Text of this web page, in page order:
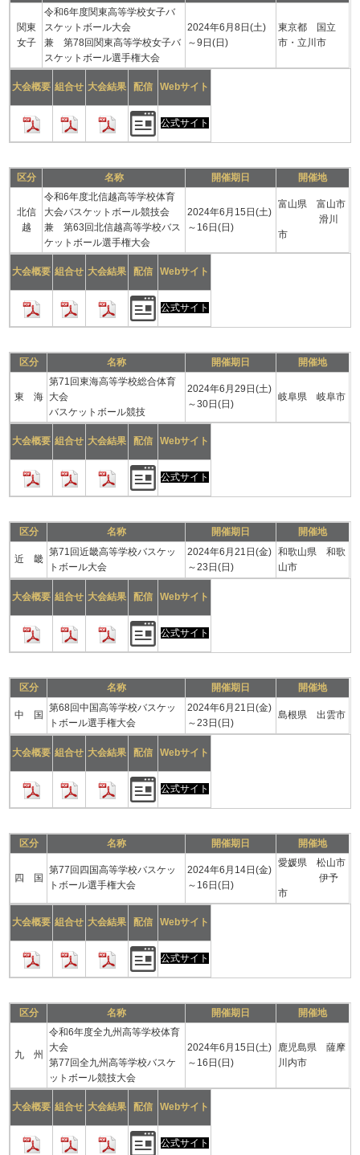
関東
女子
令和6年度関東高等学校女子バ
スケットボール大会
兼 第78回関東高等学校女子バ
スケットボール選手権大会
2024年6月8日(土)
～9日(日)
東京都 国立
市・立川市
大会概要 組合せ 大会結果 配信 Webサイト
公式サイト
区分 名称 開催期日 開催地
北信
越
令和6年度北信越高等学校体育
大会バスケットボール競技会
兼 第63回北信越高等学校バス
ケットボール選手権大会
2024年6月15日(土)
～16日(日)
富山県 富山市
滑川
市
大会概要 組合せ 大会結果 配信 Webサイト
公式サイト
区分 名称 開催期日 開催地
東 海
第71回東海高等学校総合体育
大会
バスケットボール競技
2024年6月29日(土)
～30日(日)
岐阜県 岐阜市
大会概要 組合せ 大会結果 配信 Webサイト
公式サイト
区分 名称 開催期日 開催地
近 畿
第71回近畿高等学校バスケッ
トボール大会
2024年6月21日(金)
～23日(日)
和歌山県 和歌
山市
大会概要 組合せ 大会結果 配信 Webサイト
公式サイト
区分 名称 開催期日 開催地
中 国
第68回中国高等学校バスケッ
トボール選手権大会
2024年6月21日(金)
～23日(日)
島根県 出雲市
大会概要 組合せ 大会結果 配信 Webサイト
公式サイト
区分 名称 開催期日 開催地
四 国
第77回四国高等学校バスケッ
トボール選手権大会
2024年6月14日(金)
～16日(日)
愛媛県 松山市
伊予
市
大会概要 組合せ 大会結果 配信 Webサイト
公式サイト
区分 名称 開催期日 開催地
九 州
令和6年度全九州高等学校体育
大会
第77回全九州高等学校バスケ
ットボール競技大会
2024年6月15日(土)
～16日(日)
鹿児島県 薩摩
川内市
大会概要 組合せ 大会結果 配信 Webサイト
公式サイト